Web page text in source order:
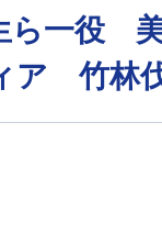
ら一役
ア 竹林